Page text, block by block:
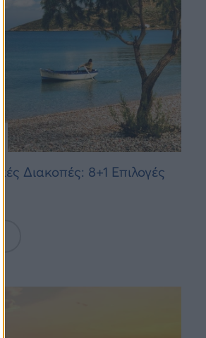
Διακοπές: 8+1 Επιλογές